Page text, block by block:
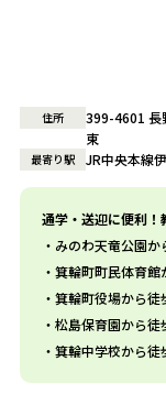
住所
399-4601 長
東
最寄り駅 JR中央本線
通学・送迎に便利！
みのわ天竜公園か
箕輪町町民体育館
箕輪町役場から徒
松島保育園から徒
箕輪中学校から徒